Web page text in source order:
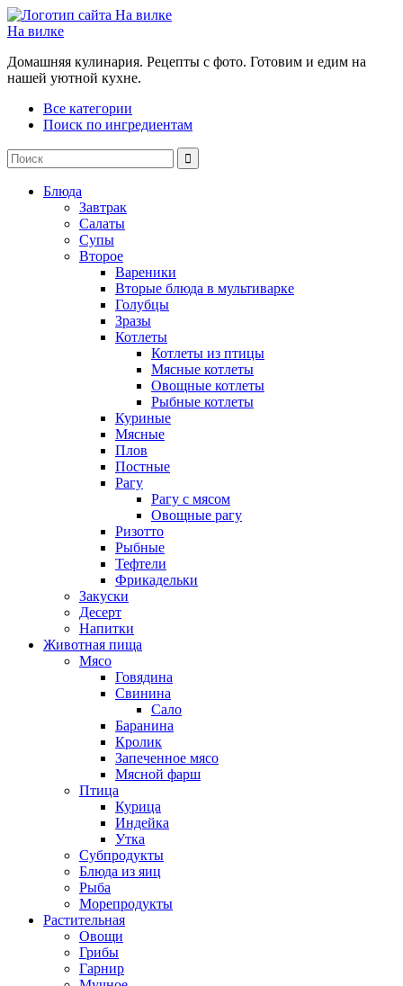
На вилке
Домашняя кулинария. Рецепты с фото. Готовим и едим на
нашей уютной кухне.
Все категории
Поиск по ингредиентам
Блюда
Завтрак
Салаты
Супы
Второе
Вареники
Вторые блюда в мультиварке
Голубцы
Зразы
Котлеты
Котлеты из птицы
Мясные котлеты
Овощные котлеты
Рыбные котлеты
Куриные
Мясные
Плов
Постные
Рагу
Рагу с мясом
Овощные рагу
Ризотто
Рыбные
Тефтели
Фрикадельки
Закуски
Десерт
Напитки
Животная пища
Мясо
Говядина
Свинина
Сало
Баранина
Кролик
Запеченное мясо
Мясной фарш
Птица
Курица
Индейка
Утка
Субпродукты
Блюда из яиц
Рыба
Морепродукты
Растительная
Овощи
Грибы
Гарнир